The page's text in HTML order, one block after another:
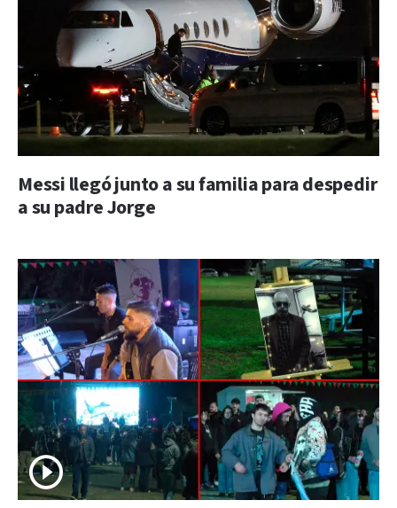
Messi llegó junto a su familia para despedir
a su padre Jorge